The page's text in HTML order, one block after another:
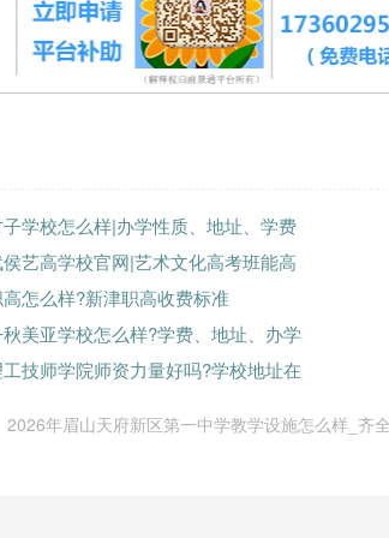
子学校怎么样|办学性质、地址、学费
侯艺高学校官网|艺术文化高考班能高
怎么样?新津职高收费标准
秋美亚学校怎么样?学费、地址、办学
技师学院师资力量好吗?学校地址在
2026年眉山天府新区第一中学教学设施怎么样_齐